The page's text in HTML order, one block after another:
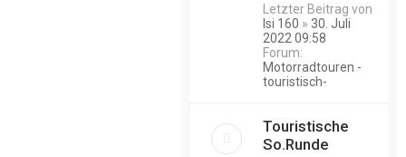
Letzter Beitrag von
Isi 160 » 30. Juli
2022 09:58
Forum:
Motorradtouren -
touristisch-
Touristische
So.Runde